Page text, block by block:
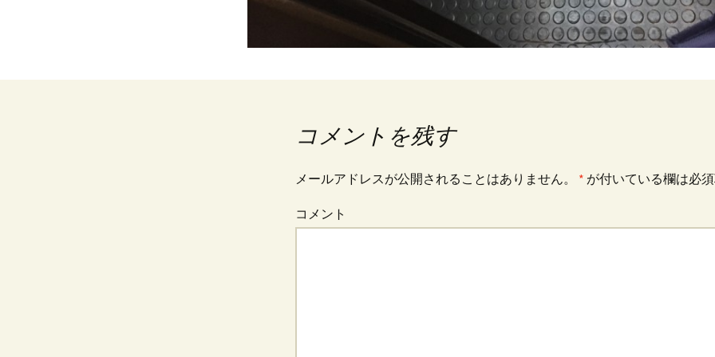
コメントを残す
メールアドレスが公開されることはありません。 * が付いている欄は必
コメント